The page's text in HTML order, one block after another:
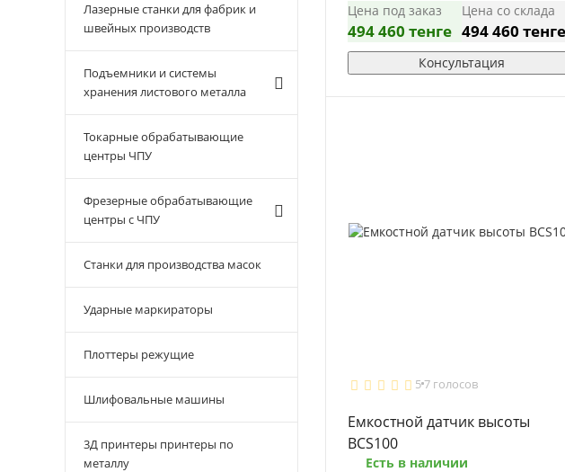
Лазерные станки для фабрик и
швейных производств
Подъемники и системы
хранения листового металла
Токарные обрабатывающие
центры ЧПУ
Фрезерные обрабатывающие
центры с ЧПУ
Станки для производства масок
Ударные маркираторы
Плоттеры режущие
Шлифовальные машины
3Д принтеры принтеры по
металлу
Цена под заказ
494 460 тенге
Цена со склада
494 460 тенге
Консультация
57 голосов
Емкостной датчик высоты
BCS100
Есть в наличии